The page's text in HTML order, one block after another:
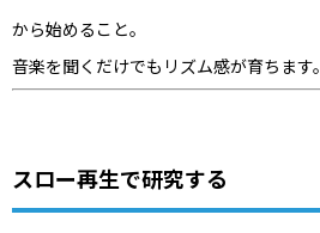
から始めること。
音楽を聞くだけでもリズム感が育ちます。
スロー再生で研究する